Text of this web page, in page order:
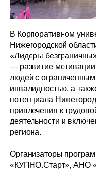
В Корпоративном
Нижегородской
«Лидеры
— развитие мотивации
людей с
инвалидностью, а
потенциала
привлечения к
деятельности и
региона.
Организаторы
«КУПНО.Старт», АНО